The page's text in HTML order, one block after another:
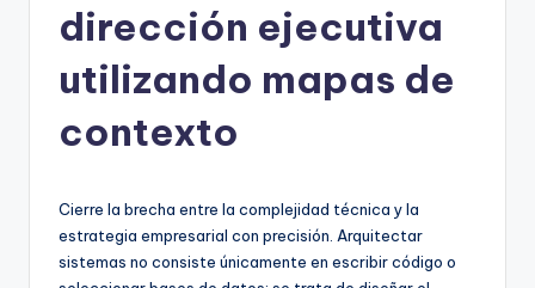
si
dirección ejecutiva
utilizando mapas de
contexto
Cierre la brecha entre la complejidad técnica y la
estrategia empresarial con precisión. Arquitectar
sistemas no consiste únicamente en escribir código o